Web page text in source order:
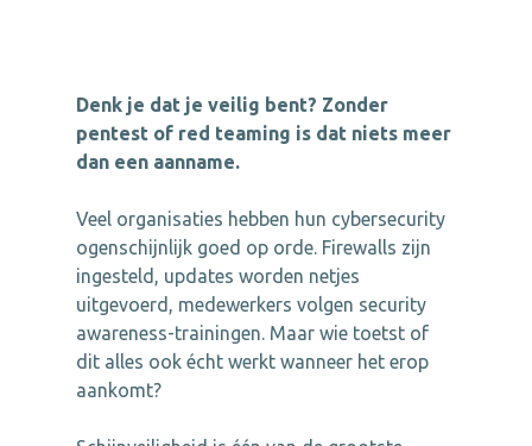
Denk je dat je veilig bent? Zonder
pentest of red teaming is dat niets meer
dan een aanname.
Veel organisaties hebben hun cybersecurity
ogenschijnlijk goed op orde. Firewalls zijn
ingesteld, updates worden netjes
uitgevoerd, medewerkers volgen security
awareness-trainingen. Maar wie toetst of
dit alles ook écht werkt wanneer het erop
aankomt?